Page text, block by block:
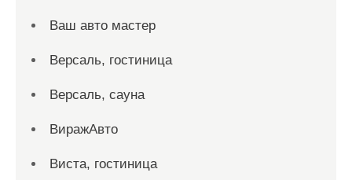
Ваш авто мастер
Версаль, гостиница
Версаль, сауна
ВиражАвто
Виста, гостиница